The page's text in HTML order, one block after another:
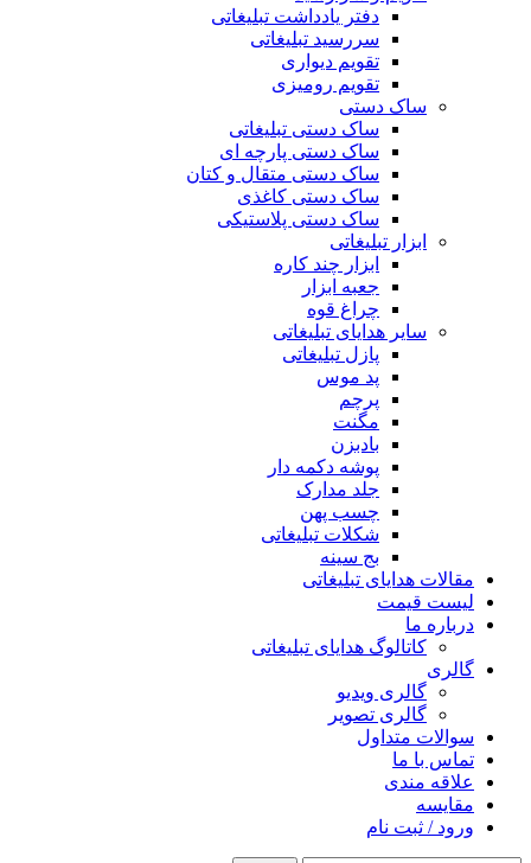
دفتر یادداشت تبلیغاتی
سررسید تبلیغاتی
تقویم دیواری
تقویم رومیزی
ساک دستی
ساک دستی تبلیغاتی
ساک دستی پارچه ای
ساک دستی متقال و کتان
ساک دستی کاغذی
ساک دستی پلاستیکی
ابزار تبلیغاتی
ابزار چند کاره
جعبه ابزار
چراغ قوه
سایر هدایای تبلیغاتی
پازل تبلیغاتی
پد موس
پرچم
مگنت
بادبزن
پوشه دکمه دار
جلد مدارک
چسب پهن
شکلات تبلیغاتی
بج سینه
مقالات هدایای تبلیغاتی
لیست قیمت
درباره ما
کاتالوگ هدایای تبلیغاتی
گالری
گالری ویدیو
گالری تصویر
سوالات متداول
تماس با ما
علاقه مندی
مقايسه
ورود / ثبت نام